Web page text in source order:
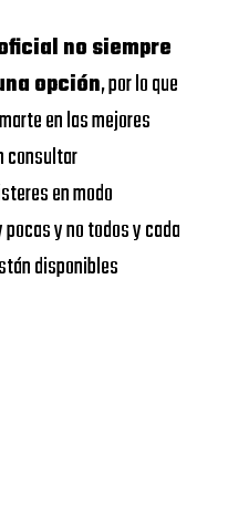
no siempre
opción, por lo que
en las mejores
consultar
en modo
y no todos y cada
disponibles